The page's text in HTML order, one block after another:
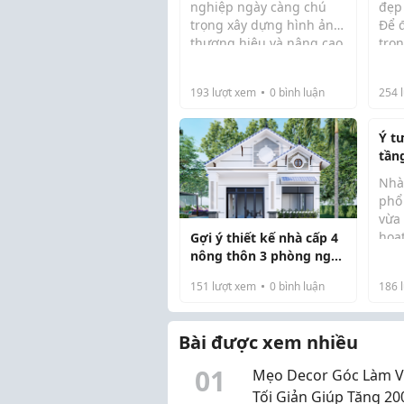
nghiệp ngày càng chú
trọng xây dựng hình ảnh
thương hiệu và nâng cao
trở thành một yếu tố
quan trọng không thể bỏ
qua. Một không...
193 lượt xem 0 bình luận
Để
254
Gợi ý thiết kế nhà cấp 4
nông thôn 3 phòng ngủ
151 lượt xem 0 bình luận
Ý
tối
đạt
186
Bài được xem nhiều
01
Mẹo Decor Góc Làm
Tối Giản Giúp Tăng